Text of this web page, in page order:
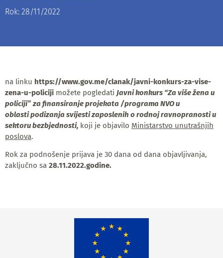
Rok: 28/11/2022
na linku https://www.gov.me/clanak/javni-konkurs-za-vise-
zena-u-policiji možete pogledati Javni konkurs “Za više žena u
policiji” za finansiranje projekata /programa NVO u
oblasti podizanja svijesti zaposlenih o rodnoj ravnopranosti u
sektoru bezbjednosti, koji je objavilo Ministarstvo unutrašnjih
poslova.
Rok za podnošenje prijava je 30 dana od dana objavljivanja,
zaključno sa 28.11.2022.godine.